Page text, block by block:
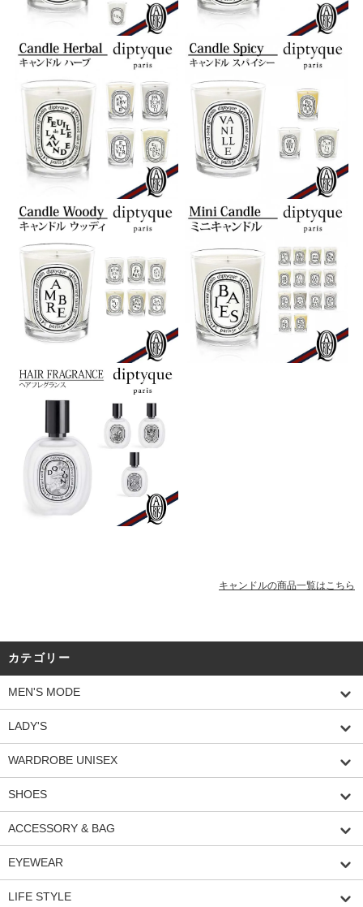
キャンドルの商品一覧はこちら
カテゴリー
MEN'S MODE
LADY'S
WARDROBE UNISEX
SHOES
ACCESSORY & BAG
EYEWEAR
LIFE STYLE